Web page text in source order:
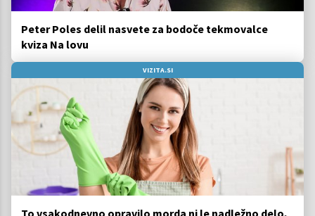
Peter Poles delil nasvete za bodoče tekmovalce
kviza Na lovu
VIZITA.SI
To vsakodnevno opravilo morda ni le nadležno delo,